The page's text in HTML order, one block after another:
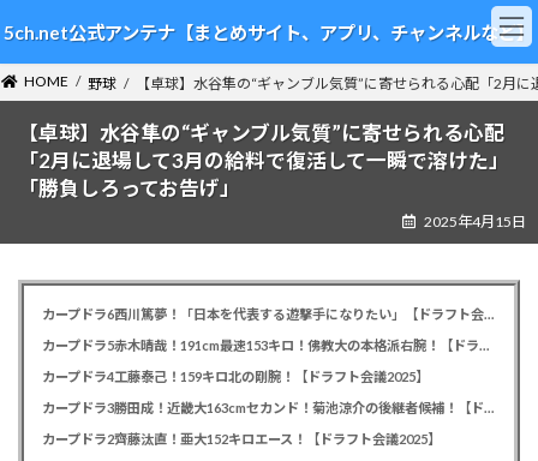
ン
テ
ン
ツ
ビ
ゲ
ー
シ
5ch.net公式アンテナ【まとめサイト、アプリ、チャンネルなど】
HOME 野球 【卓球】水谷隼の“ギャンブル気質”に寄せられる心配「2月
【卓球】水谷隼の“ギャンブル気質”に寄せられる心配
「2月に退場して3月の給料で復活して一瞬で溶けた」
「勝負しろってお告げ」
2025年4月15日
カープドラ6西川篤夢！「日本を代表する遊撃手になりたい」【ドラフト会議2025】
カープドラ5赤木晴哉！191cm最速153キロ！佛教大の本格派右腕！【ドラフト会議2025】
カープドラ4工藤泰己！159キロ北の剛腕！【ドラフト会議2025】
カープドラ3勝田成！近畿大163cmセカンド！菊池涼介の後継者候補！【ドラフト会議2025】
カープドラ2齊藤汰直！亜大152キロエース！【ドラフト会議2025】